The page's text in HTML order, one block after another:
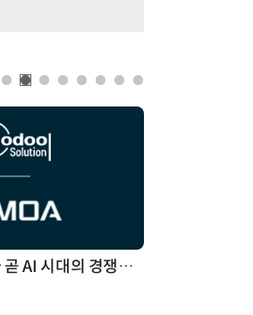
체계화 된 데이터가 곧 AI 시대의 경쟁력이다